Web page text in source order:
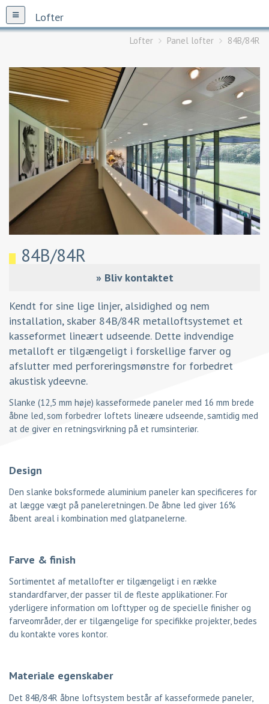
Lofter
Lofter Panel lofter 84B/84R
84B/84R
» Bliv kontaktet
Kendt for sine lige linjer, alsidighed og nem
installation, skaber 84B/84R metalloftsystemet et
kasseformet lineært udseende. Dette indvendige
metalloft er tilgængeligt i forskellige farver og
afslutter med perforeringsmønstre for forbedret
akustisk ydeevne.
Slanke (12,5 mm høje) kasseformede paneler med 16 mm brede
åbne led, som forbedrer loftets lineære udseende, samtidig med
at de giver en retningsvirkning på et rumsinteriør.
Design
Den slanke boksformede aluminium paneler kan specificeres for
at lægge vægt på paneleretningen. De åbne led giver 16%
åbent areal i kombination med glatpanelerne.
Farve & finish
Sortimentet af metallofter er tilgængeligt i en række
standardfarver, der passer til de fleste applikationer. For
yderligere information om lofttyper og de specielle finisher og
farveområder, der er tilgængelige for specifikke projekter, bedes
du kontakte vores kontor.
Materiale egenskaber
Det 84B/84R åbne loftsystem består af kasseformede paneler,